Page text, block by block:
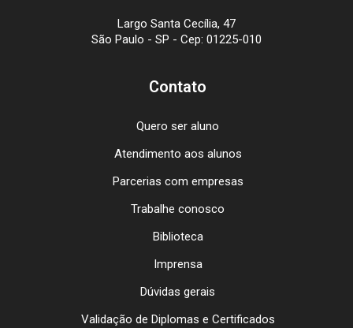
Largo Santa Cecília, 47
São Paulo - SP - Cep: 01225-010
Contato
Quero ser aluno
Atendimento aos alunos
Parcerias com empresas
Trabalhe conosco
Biblioteca
Imprensa
Dúvidas gerais
Validação de Diplomas e Certificados